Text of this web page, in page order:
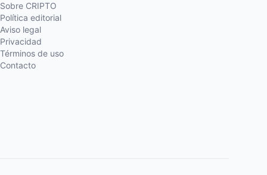
Sobre CRIPTO
Política editorial
Aviso legal
Privacidad
Términos de uso
Contacto